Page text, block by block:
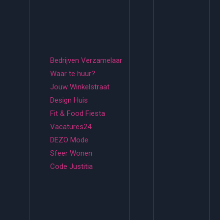
Bedrijven Verzamelaar
Waar te huur?
Jouw Winkelstraat
Design Huis
Fit & Food Fiesta
Vacatures24
DEZO Mode
Sfeer Wonen
Code Justitia